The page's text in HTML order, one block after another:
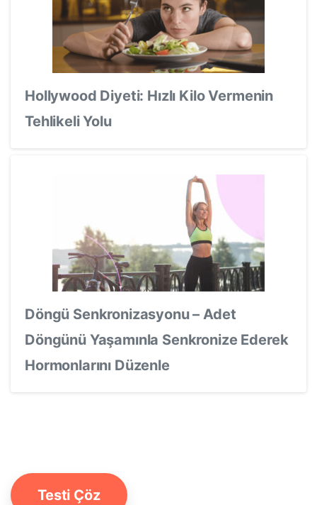
Hollywood Diyeti: Hızlı Kilo Vermenin
Tehlikeli Yolu
Döngü Senkronizasyonu – Adet
Döngünü Yaşamınla Senkronize Ederek
Hormonlarını Düzenle
Testi Çöz